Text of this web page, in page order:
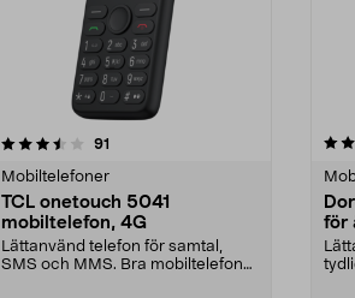
91
Mobiltelefoner
TCL onetouch 5041
mobiltelefon, 4G
Lättanvänd telefon för samtal,
SMS och MMS. Bra mobiltelefon
4.0 av 5 stjärnor
för